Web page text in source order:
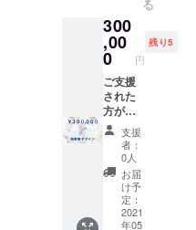
着付け
小物
セット
の内容
は『肌
着、着
付ベル
ト、ウ
エスト
ベル
ト、前
板』と
なりま
す。 ※
デニム
作務
衣・下
駄はお
まかせ
となり
ます。
る
300
,00
0 円
残り5
ご支援
された
方がデ
ザイン
する
2021年
夏浴衣
を仕立
て上が
りまで
支援
者：
0人
お届
け予
定：
2021
年05